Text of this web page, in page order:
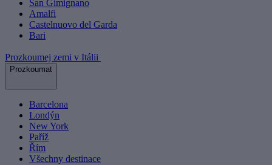
San Gimignano
Amalfi
Castelnuovo del Garda
Bari
Prozkoumej zemi v Itálii
Prozkoumat
Barcelona
Londýn
New York
Paříž
Řím
Všechny destinace